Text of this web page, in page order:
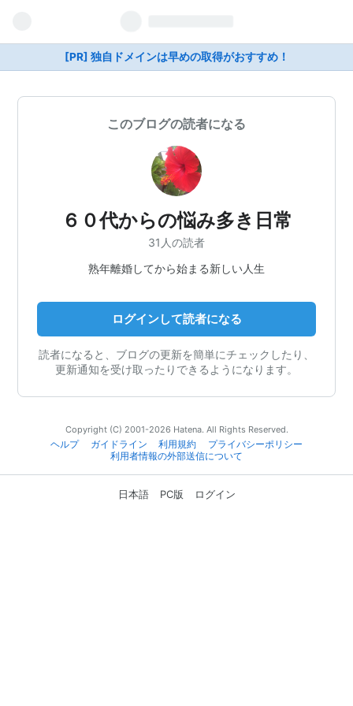
[PR] 独自ドメインは早めの取得がおすすめ！
このブログの読者になる
６０代からの悩み多き日常
31人の読者
熟年離婚してから始まる新しい人生
ログインして読者になる
読者になると、ブログの更新を簡単にチェックしたり、
更新通知を受け取ったりできるようになります。
Copyright (C) 2001-2026 Hatena. All Rights Reserved.
ヘルプ
ガイドライン 利用規約
プライバシーポリシー
利用者情報の外部送信について
日本語 PC版 ログイン